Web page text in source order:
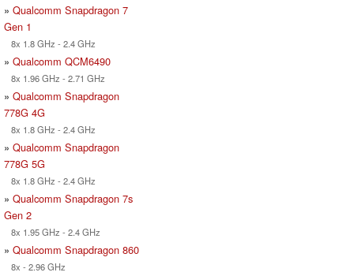
» Qualcomm Snapdragon 7
Gen 1
8x 1.8 GHz - 2.4 GHz
» Qualcomm QCM6490
8x 1.96 GHz - 2.71 GHz
» Qualcomm Snapdragon
778G 4G
8x 1.8 GHz - 2.4 GHz
» Qualcomm Snapdragon
778G 5G
8x 1.8 GHz - 2.4 GHz
» Qualcomm Snapdragon 7s
Gen 2
8x 1.95 GHz - 2.4 GHz
» Qualcomm Snapdragon 860
8x - 2.96 GHz